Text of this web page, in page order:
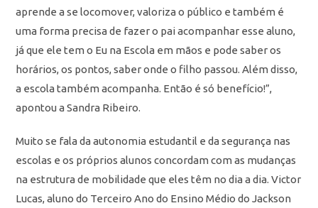
aprende a se locomover, valoriza o público e também é
uma forma precisa de fazer o pai acompanhar esse aluno,
já que ele tem o Eu na Escola em mãos e pode saber os
horários, os pontos, saber onde o filho passou. Além disso,
a escola também acompanha. Então é só benefício!”,
apontou a Sandra Ribeiro.
Muito se fala da autonomia estudantil e da segurança nas
escolas e os próprios alunos concordam com as mudanças
na estrutura de mobilidade que eles têm no dia a dia. Victor
Lucas, aluno do Terceiro Ano do Ensino Médio do Jackson